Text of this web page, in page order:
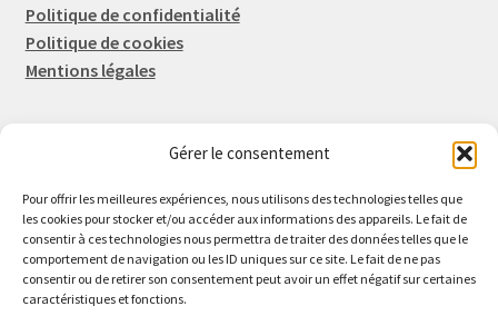
Gérer le consentement
Pour offrir les meilleures expériences, nous utilisons des technologies telles que
les cookies pour stocker et/ou accéder aux informations des appareils. Le fait de
consentir à ces technologies nous permettra de traiter des données telles que le
comportement de navigation ou les ID uniques sur ce site. Le fait de ne pas
consentir ou de retirer son consentement peut avoir un effet négatif sur certaines
caractéristiques et fonctions.
Politique de confidentialité
Politique de cookies
Mentions légales
Eric FORTIER EI
16 Rue de l'Espérance
14600 Honfleur
02 61 82 01 89